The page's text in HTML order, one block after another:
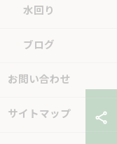
水回り
ブログ
お問い合わせ
サイトマップ